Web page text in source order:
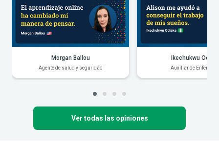
Morgan Ballou
Agente de salud y seguridad
Ikechukwu
Auxiliar de
Ver todas las opiniones